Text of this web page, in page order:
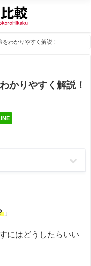
わかりやすく解説！
かりやすく解説！
」
にはどうしたらいい